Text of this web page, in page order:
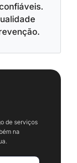
de serviços
na